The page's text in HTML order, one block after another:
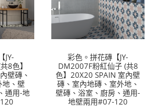
號約10分鐘
無法加Line好友 請親愛的客戶加入
LINE官方帳號@a0975005573
JY-
8色】
壁磚、
地、壁
通用-地
彩色。拼花磚【JY-
DM2007F粉紅仙子 (共8
色】20X20 SPAIN 室內壁
磚、室內地磚、室外地、
壁磚、浴室、廚房、通用-
地壁兩用#07-120